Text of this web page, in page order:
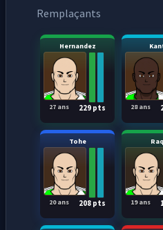
Remplaçants
Hernandez
229 pts
27 ans 28 ans
Tohe
208 pts
20 ans 19 ans